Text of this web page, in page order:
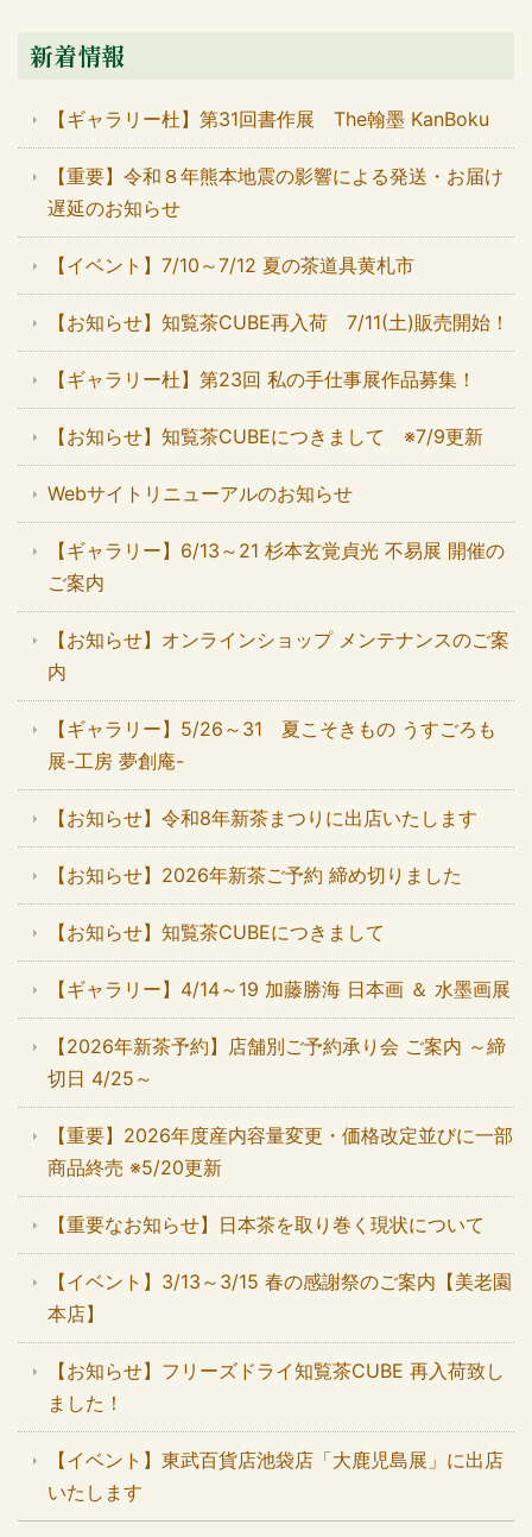
新着情報
【ギャラリー杜】第31回書作展 The翰墨 KanBoku
【重要】令和８年熊本地震の影響による発送・お届け
遅延のお知らせ
【イベント】7/10～7/12 夏の茶道具黄札市
【お知らせ】知覧茶CUBE再入荷 7/11(土)販売開始！
【ギャラリー杜】第23回 私の手仕事展作品募集！
【お知らせ】知覧茶CUBEにつきまして ※7/9更新
Webサイトリニューアルのお知らせ
【ギャラリー】6/13～21 杉本玄覚貞光 不易展 開催の
ご案内
【お知らせ】オンラインショップ メンテナンスのご案
内
【ギャラリー】5/26～31 夏こそきもの うすごろも
展-工房 夢創庵-
【お知らせ】令和8年新茶まつりに出店いたします
【お知らせ】2026年新茶ご予約 締め切りました
【お知らせ】知覧茶CUBEにつきまして
【ギャラリー】4/14～19 加藤勝海 日本画 ＆ 水墨画展
【2026年新茶予約】店舗別ご予約承り会 ご案内 ～締
切日 4/25～
【重要】2026年度産内容量変更・価格改定並びに一部
商品終売 ※5/20更新
【重要なお知らせ】日本茶を取り巻く現状について
【イベント】3/13～3/15 春の感謝祭のご案内【美老園
本店】
【お知らせ】フリーズドライ知覧茶CUBE 再入荷致し
ました！
【イベント】東武百貨店池袋店「大鹿児島展」に出店
いたします